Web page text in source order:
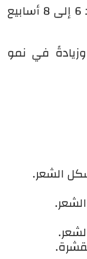
بشكل عام، يبدأ مفعول حبوب الزنك للشعر في الظهور بعد 6 إلى 8 أسابيع
في نمو
الشعر.